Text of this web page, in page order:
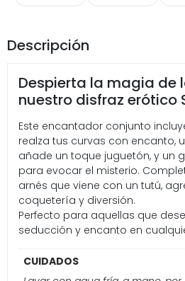
Descripción
Despierta la magia de
nuestro disfraz erótico
Este encantador conjunto
realza tus curvas con encanto,
añade un toque juguetón, y un
para evocar el misterio.
arnés que viene con un tutú,
coquetería y diversión.
Perfecto para aquellas que
seducción y encanto en
CUIDADOS